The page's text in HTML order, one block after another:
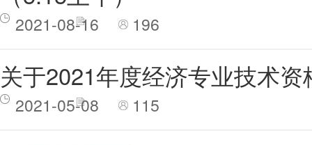
2021-08-16 196
关于2021年度经济专业技术
2021-05-08 115